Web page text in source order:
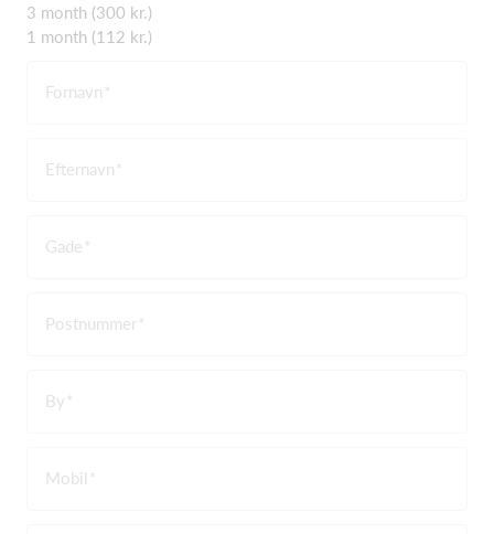
3 month (300 kr.)
1 month (112 kr.)
Fornavn
Efternavn
Gade
Postnummer
By
Mobil